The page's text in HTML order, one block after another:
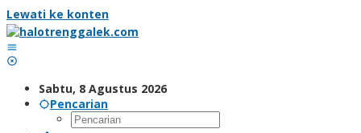
Lewati ke konten
Sabtu, 8 Agustus 2026
Pencarian